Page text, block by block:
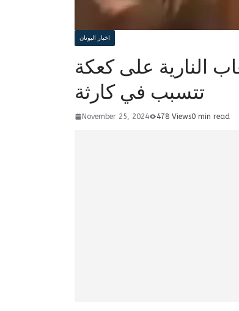
اخبار اليونان
النارية على كعكة
تتسبب في كارثة
November 25, 2024 478 Views0 min read